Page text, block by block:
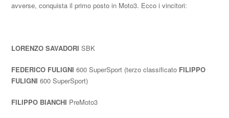
avverse, conquista il primo posto in Moto3. Ecco i vincitori:
LORENZO SAVADORI SBK
FEDERICO FULIGNI 600 SuperSport (terzo classificato FILIPPO
FULIGNI 600 SuperSport)
FILIPPO BIANCHI PreMoto3